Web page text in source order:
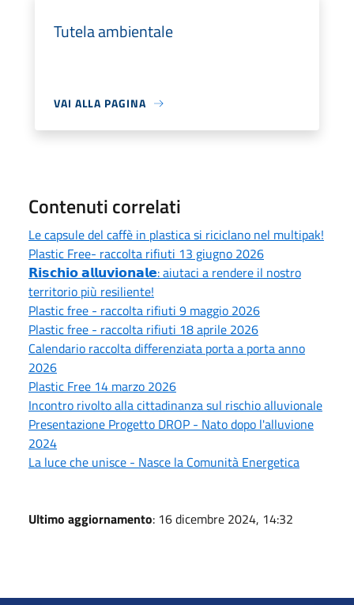
Tutela ambientale
VAI ALLA PAGINA
Contenuti correlati
Le capsule del caffè in plastica si riciclano nel multipak!
Plastic Free- raccolta rifiuti 13 giugno 2026
𝗥𝗶𝘀𝗰𝗵𝗶𝗼 𝗮𝗹𝗹𝘂𝘃𝗶𝗼𝗻𝗮𝗹𝗲: aiutaci a rendere il nostro
territorio più resiliente!
Plastic free - raccolta rifiuti 9 maggio 2026
Plastic free - raccolta rifiuti 18 aprile 2026
Calendario raccolta differenziata porta a porta anno
2026
Plastic Free 14 marzo 2026
Incontro rivolto alla cittadinanza sul rischio alluvionale
Presentazione Progetto DROP - Nato dopo l'alluvione
2024
La luce che unisce - Nasce la Comunità Energetica
Ultimo aggiornamento: 16 dicembre 2024, 14:32